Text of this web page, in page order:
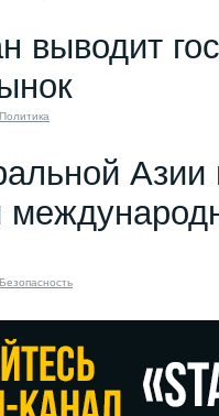
выводит
Политика
Азии
Безопасность